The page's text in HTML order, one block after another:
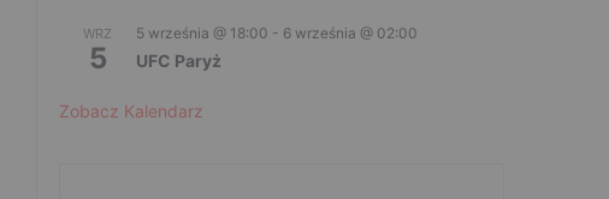
WRZ
5
5 września @ 18:00 - 6 września @ 02:00
UFC Paryż
Zobacz Kalendarz